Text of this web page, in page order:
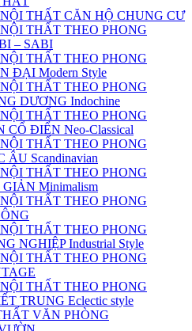
THẤT CĂN HỘ CHUNG CƯ
THẤT THEO PHONG
– SABI
THẤT THEO PHONG
ĐẠI Modern Style
THẤT THEO PHONG
DƯƠNG Indochine
THẤT THEO PHONG
CỔ ĐIỂN Neo-Classical
THẤT THEO PHONG
ÂU Scandinavian
THẤT THEO PHONG
Minimalism
THẤT THEO PHONG
THẤT THEO PHONG
NGHIỆP Industrial Style
THẤT THEO PHONG
THẤT THEO PHONG
TRUNG Eclectic style
VĂN PHÒNG